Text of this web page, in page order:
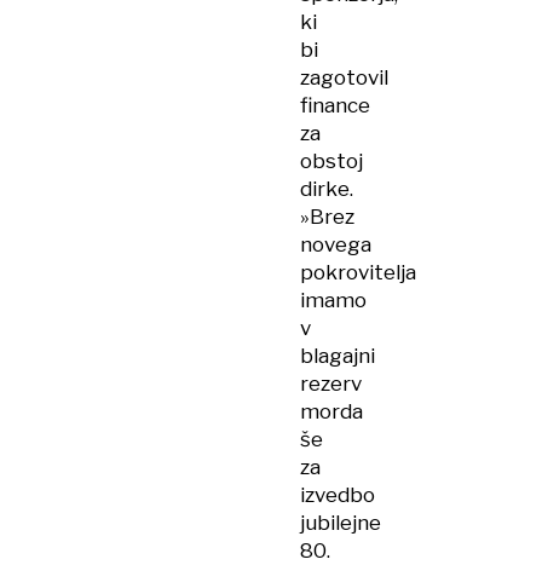
ki
bi
zagotovil
finance
za
obstoj
dirke.
»Brez
novega
pokrovitelja
imamo
v
blagajni
rezerv
morda
še
za
izvedbo
jubilejne
80.